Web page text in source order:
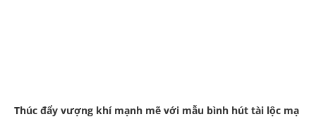
Thúc đẩy vượng khí mạnh mẽ với mẫu bình hút tài lộc mạ